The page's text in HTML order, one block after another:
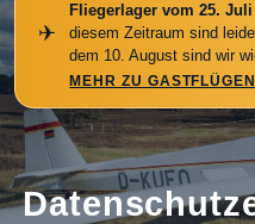
✈
Fliegerlager vom 25.
diesem Zeitraum sind
dem 10. August sind wir
MEHR ZU GASTFLÜGEN